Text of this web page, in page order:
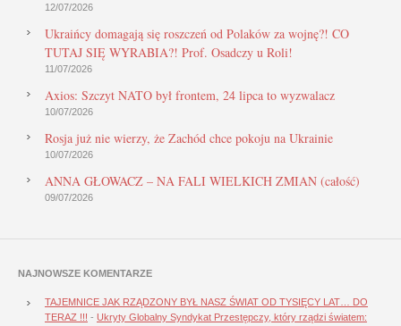
12/07/2026
Ukraińcy domagają się roszczeń od Polaków za wojnę?! CO
TUTAJ SIĘ WYRABIA?! Prof. Osadczy u Roli!
11/07/2026
Axios: Szczyt NATO był frontem, 24 lipca to wyzwalacz
10/07/2026
Rosja już nie wierzy, że Zachód chce pokoju na Ukrainie
10/07/2026
ANNA GŁOWACZ – NA FALI WIELKICH ZMIAN (całość)
09/07/2026
NAJNOWSZE KOMENTARZE
TAJEMNICE JAK RZĄDZONY BYŁ NASZ ŚWIAT OD TYSIĘCY LAT… DO
TERAZ !!! - Ukryty Globalny Syndykat Przestępczy, który rządzi światem: